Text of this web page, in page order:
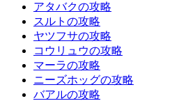
アタバクの攻略
スルトの攻略
ヤツフサの攻略
コウリュウの攻略
マーラの攻略
ニーズホッグの攻略
バアルの攻略